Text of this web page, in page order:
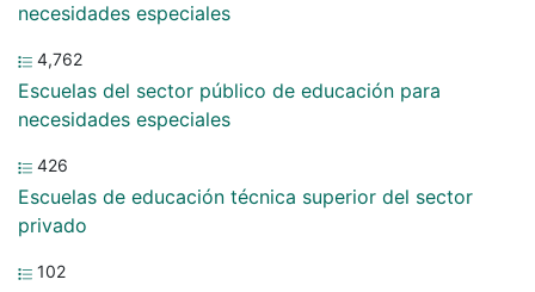
necesidades especiales
4,762
Escuelas del sector público de educación para
necesidades especiales
426
Escuelas de educación técnica superior del sector
privado
102